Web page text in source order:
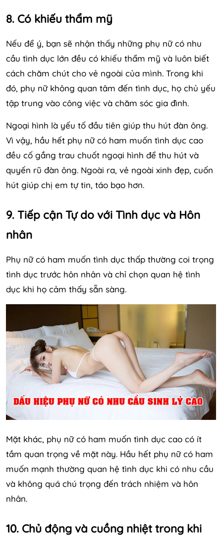
8. Có khiếu thẩm mỹ
Nếu để ý, bạn sẽ nhận thấy những phụ nữ có nhu
cầu tình dục lớn đều có khiếu thẩm mỹ và luôn biết
cách chăm chút cho vẻ ngoài của mình. Trong khi
đó, phụ nữ không quan tâm đến tình dục, họ chủ yếu
tập trung vào công việc và chăm sóc gia đình.
Ngoại hình là yếu tố đầu tiên giúp thu hút đàn ông.
Vì vậy, hầu hết phụ nữ có ham muốn tình dục cao
đều cố gắng trau chuốt ngoại hình để thu hút và
quyến rũ đàn ông. Ngoài ra, vẻ ngoài xinh đẹp, cuốn
hút giúp chị em tự tin, táo bạo hơn.
9. Tiếp cận Tự do với Tình dục và Hôn
nhân
Phụ nữ có ham muốn tình dục thấp thường coi trọng
tình dục trước hôn nhân và chỉ chọn quan hệ tình
dục khi họ cảm thấy sẵn sàng.
Mặt khác, phụ nữ có ham muốn tình dục cao có ít
tầm quan trọng về mặt này. Hầu hết phụ nữ có ham
muốn mạnh thường quan hệ tình dục khi có nhu cầu
và không quá chú trọng đến trách nhiệm và hôn
nhân.
10. Chủ động và cuồng nhiệt trong khi